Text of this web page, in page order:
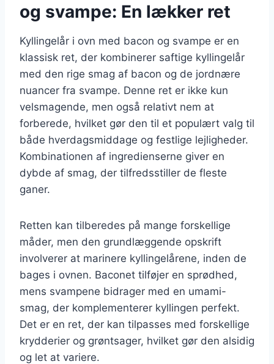
og svampe: En lækker ret
Kyllingelår i ovn med bacon og svampe er en
klassisk ret, der kombinerer saftige kyllingelår
med den rige smag af bacon og de jordnære
nuancer fra svampe. Denne ret er ikke kun
velsmagende, men også relativt nem at
forberede, hvilket gør den til et populært valg til
både hverdagsmiddage og festlige lejligheder.
Kombinationen af ingredienserne giver en
dybde af smag, der tilfredsstiller de fleste
ganer.
Retten kan tilberedes på mange forskellige
måder, men den grundlæggende opskrift
involverer at marinere kyllingelårene, inden de
bages i ovnen. Baconet tilføjer en sprødhed,
mens svampene bidrager med en umami-
smag, der komplementerer kyllingen perfekt.
Det er en ret, der kan tilpasses med forskellige
krydderier og grøntsager, hvilket gør den alsidig
og let at variere.